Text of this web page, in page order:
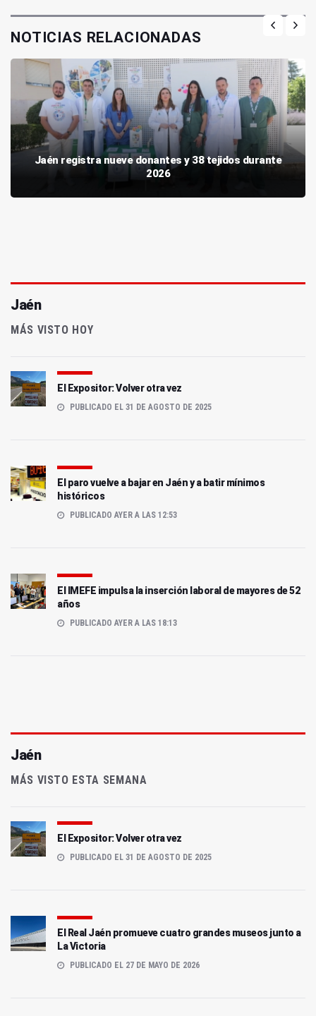
NOTICIAS RELACIONADAS
Jaén registra nueve donantes y 38 tejidos durante
2026
Jaén
MÁS VISTO HOY
El Expositor: Volver otra vez
PUBLICADO EL 31 DE AGOSTO DE 2025
El paro vuelve a bajar en Jaén y a batir mínimos
históricos
PUBLICADO AYER A LAS 12:53
El IMEFE impulsa la inserción laboral de mayores de 52
años
PUBLICADO AYER A LAS 18:13
Jaén
MÁS VISTO ESTA SEMANA
El Expositor: Volver otra vez
PUBLICADO EL 31 DE AGOSTO DE 2025
El Real Jaén promueve cuatro grandes museos junto a
La Victoria
PUBLICADO EL 27 DE MAYO DE 2026